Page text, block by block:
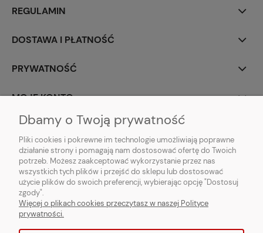
REGULAMIN
DOSTAWA I PŁATNOŚĆ
PRYWATNOŚĆ
MOJE KONTO
PARTNERZY
Dbamy o Twoją prywatność
Pliki cookies i pokrewne im technologie umożliwiają poprawne
działanie strony i pomagają nam dostosować ofertę do Twoich
potrzeb. Możesz zaakceptować wykorzystanie przez nas
wszystkich tych plików i przejść do sklepu lub dostosować
użycie plików do swoich preferencji, wybierając opcję "Dostosuj
zgody".
Więcej o plikach cookies przeczytasz w naszej Polityce
prywatności.